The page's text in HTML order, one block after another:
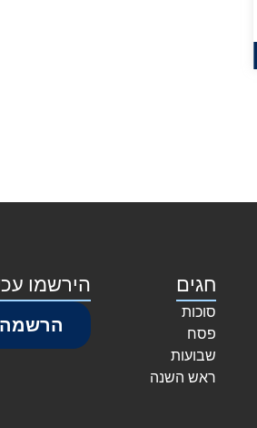
חגים
סוכות
פסח
שבועות
ראש השנה
הירשמו
הרשמה